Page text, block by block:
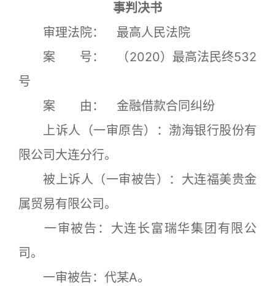
事判决书
审理法院： 最高人民法院
案 号： （2020）最高法民终532
号
案 由： 金融借款合同纠纷
上诉人（一审原告）：渤海银行股份有
限公司大连分行。
被上诉人（一审被告）：大连福美贵金
属贸易有限公司。
一审被告：大连长富瑞华集团有限公
司。
一审被告：代某A。